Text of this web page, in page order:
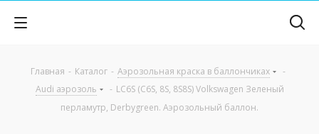
Главная - Каталог - Аэрозольная краска в баллончиках
-
Audi аэрозоль
- LC6S (C6S, 8S, 8S8S) Volkswagen Зеленый
перламутр, Derbygreen. Аэрозольный баллон.